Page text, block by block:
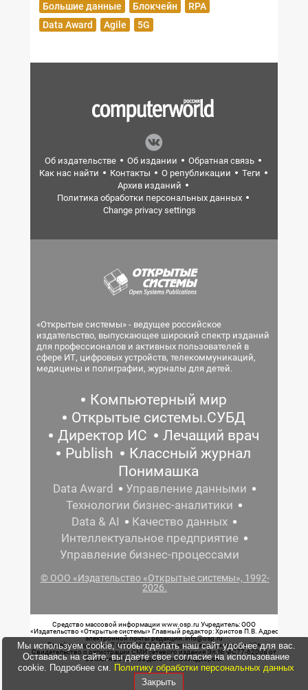
Большие данные
Блокчейн
RPA
Data Award
Agile 5G
Об издательстве Об издании
Обратная связь
Как нас найти
Контакты О републикации
Теги
Архив изданий
Политика обработки персональных данных
Change privacy settings
«Открытые системы» - ведущее российское
издательство, выпускающее широкий спектр изданий
для профессионалов и активных пользователей в
сфере ИТ, цифровых устройств, телекоммуникаций,
медицины и полиграфии, журналы для детей.
Компьютерный мир
Открытые системы.СУБД
Директор ИС
Лечащий врач
Publish
Классный журнал
Понимашка
Data Award
Управление данными
Технологии бизнес-аналитики
Data & AI
Качество данных
Интеллектуальное предприятие
Управление бизнес-процессами
© ООО «Издательство «Открытые системы», 1992-
2026.
Средство массовой информации www.osp.ru Учредитель: ООО
«Издательство «Открытые системы» Главный редактор: Христов П.В. Адрес
электронной почты редакции: info@osp.ru
Телефон редакции: 7 (499) 703-18-54 Возрастная маркировка: 12+
Свидетельство о регистрации СМИ сетевого издания Эл.№ ФС77-62008 от
05 июня 2015 г. выдано Роскомнадзором.
Мы используем cookie, чтобы сделать наш сайт удобнее для вас.
Оставаясь на сайте, вы даете свое согласие на использование
cookie. Подробнее см. Политику обработки персональных данных
Закрыть